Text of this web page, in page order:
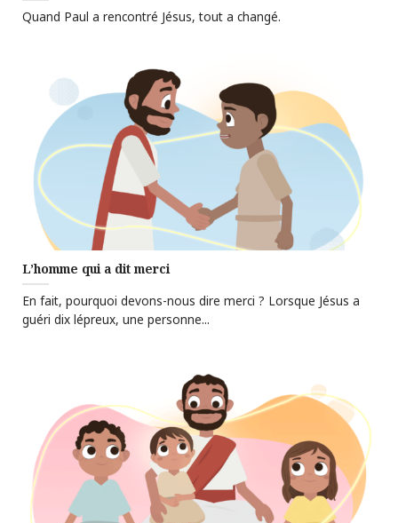
Quand Paul a rencontré Jésus, tout a changé.
L’homme qui a dit merci
En fait, pourquoi devons-nous dire merci ? Lorsque Jésus a
guéri dix lépreux, une personne...